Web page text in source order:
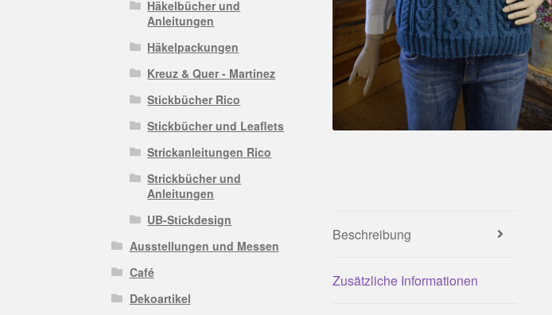
Beschreibung
Zusätzliche Informationen
Häkelbücher und
Anleitungen
Häkelpackungen
Kreuz & Quer - Martinez
Stickbücher Rico
Stickbücher und Leaflets
Strickanleitungen Rico
Strickbücher und
Anleitungen
UB-Stickdesign
Ausstellungen und Messen
Café
Dekoartikel